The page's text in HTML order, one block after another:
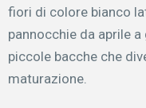
fiori di colore bianco
pannocchie da aprile
piccole bacche che
maturazione.